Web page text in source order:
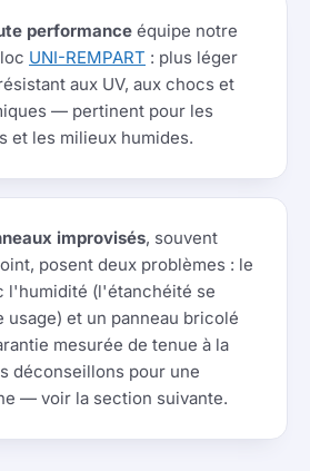
performance équipe notre
UNI-REMPART : plus léger
aux UV, aux chocs et
— pertinent pour les
et les milieux humides.
improvisés, souvent
posent deux problèmes : le
l'humidité (l'étanchéité se
usage) et un panneau bricolé
mesurée de tenue à la
déconseillons pour une
— voir la section suivante.